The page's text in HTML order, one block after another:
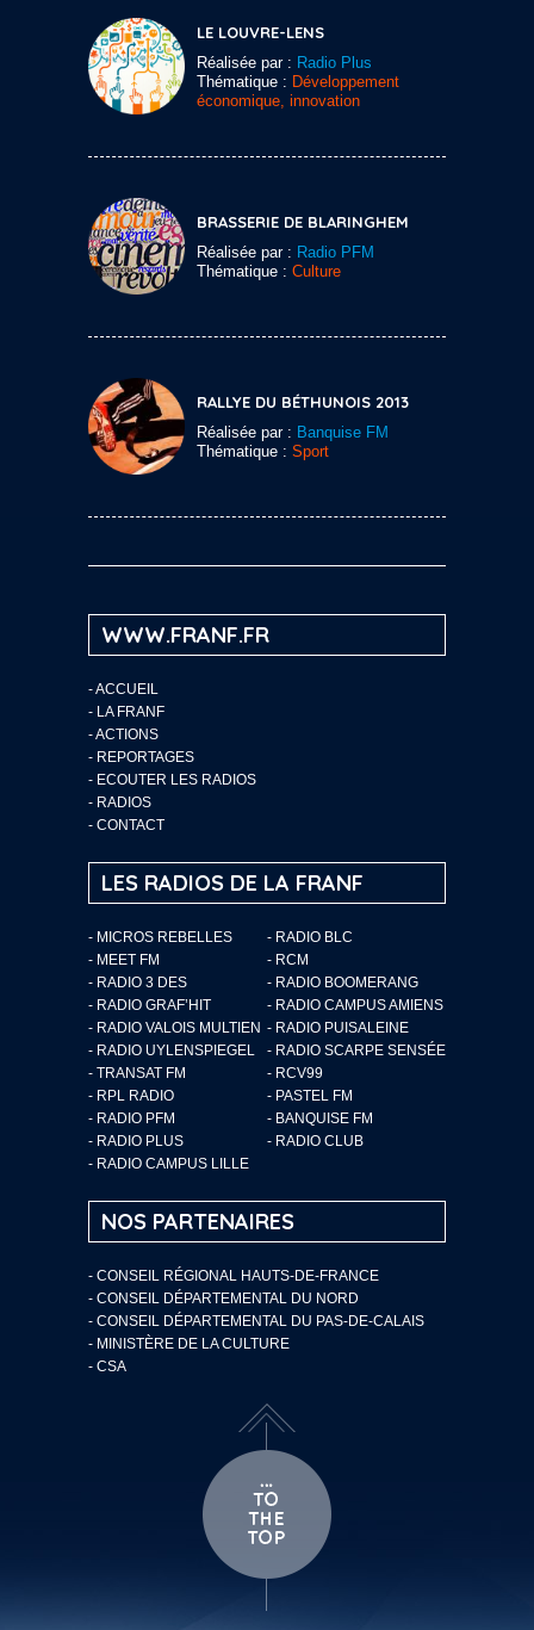
LE LOUVRE-LENS
Réalisée par : Radio Plus
Thématique : Développement
économique, innovation
BRASSERIE DE BLARINGHEM
Réalisée par : Radio PFM
Thématique : Culture
RALLYE DU BÉTHUNOIS 2013
Réalisée par : Banquise FM
Thématique : Sport
WWW.FRANF.FR
-ACCUEIL
- LA FRANF
-ACTIONS
- REPORTAGES
- ECOUTER LES RADIOS
- RADIOS
- CONTACT
LES RADIOS DE LA FRANF
- MICROS REBELLES
- RADIO BLC
- MEET FM
- RCM
- RADIO 3 DES
- RADIO BOOMERANG
- RADIO GRAF’HIT
- RADIO CAMPUS AMIENS
- RADIO VALOIS MULTIEN - RADIO PUISALEINE
- RADIO UYLENSPIEGEL
- RADIO SCARPE SENSÉE
- TRANSAT FM
- RCV99
- RPL RADIO
- PASTEL FM
- RADIO PFM
- BANQUISE FM
- RADIO PLUS
- RADIO CLUB
- RADIO CAMPUS LILLE
NOS PARTENAIRES
- CONSEIL RÉGIONAL HAUTS-DE-FRANCE
- CONSEIL DÉPARTEMENTAL DU NORD
- CONSEIL DÉPARTEMENTAL DU PAS-DE-CALAIS
- MINISTÈRE DE LA CULTURE
- CSA